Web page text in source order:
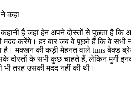
ने कहा
है जहां हेन अपने दोस्तों से पूछता है कि
करेंगे। हर बार जब वे पूछते हैं कि वे सभी
है। मक्खन की कड़ी मेहनत वाले tuns बेक्ड
दोस्तों के सभी कुछ चाहते हैं, लेकिन मुर्गी
भी तरह उसकी मदद नहीं की थी।